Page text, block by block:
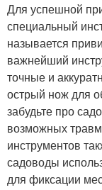
Для успешной
специальный
называется
важнейший
точные и
острый нож для
забудьте про
возможных
инструментов
садоводы
для фиксации